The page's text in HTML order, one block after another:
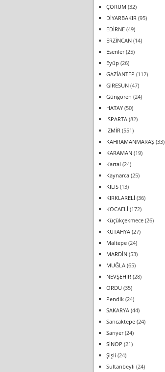
ÇORUM (32)
DİYARBAKIR (95)
EDİRNE (49)
ERZİNCAN (14)
Esenler(25)
Eyüp (26)
GAZİANTEP (112)
GİRESUN (47)
Güngören (24)
HATAY (50)
ISPARTA (82)
İZMİR (551)
KAHRAMANMARAŞ (33)
KARAMAN (19)
Kartal (24)
Kaynarca (25)
KİLİS (13)
KIRKLARELİ (36)
KOCAELİ (172)
Küçükçekmece (26)
KÜTAHYA (27)
Maltepe (24)
MARDİN (53)
MUĞLA (65)
NEVŞEHİR (28)
ORDU (35)
Pendik (24)
SAKARYA (44)
Sancaktepe (24)
Sarıyer(24)
SİNOP (21)
Şişli (24)
Sultanbeyli (24)